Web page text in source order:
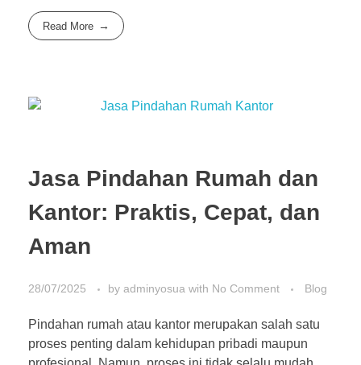
Read More
Jasa Pindahan Rumah dan
Kantor: Praktis, Cepat, dan
Aman
28/07/2025 by adminyosua with No Comment Blog
Pindahan rumah atau kantor merupakan salah satu
proses penting dalam kehidupan pribadi maupun